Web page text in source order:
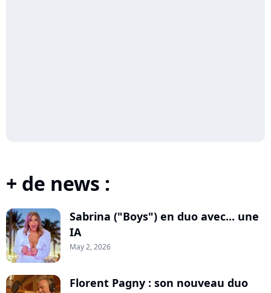
+ de news :
Sabrina ("Boys") en duo avec... une
IA
May 2, 2026
Florent Pagny : son nouveau duo